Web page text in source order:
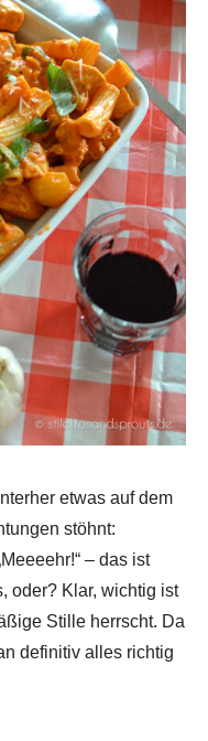
etwas auf dem
stöhnt:
– das ist
oder? Klar, wichtig ist
Stille herrscht. Da
definitiv alles richtig